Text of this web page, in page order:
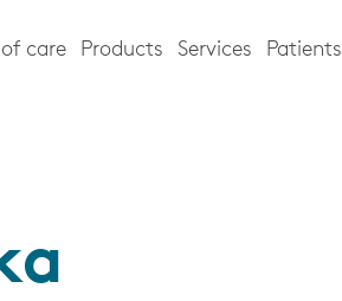
care Products Services Patients